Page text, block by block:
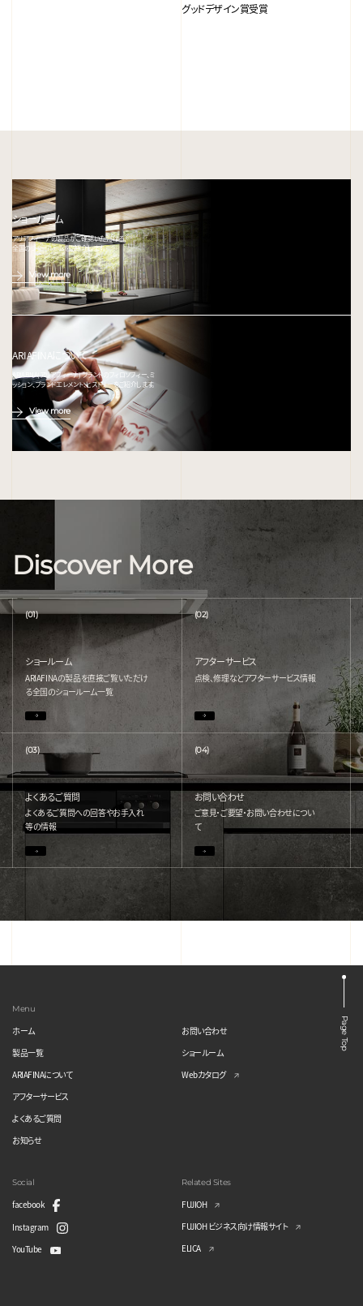
グッドデザイン賞受賞
ショールーム
アリアフィーナの製品がご確認いただける、
全国のショールームをご紹介します。
View more
ARIAFINAについて
ARIAFINA(アリアフィーナ) ブランドのフィロソフィー、ミ
ッション、ブランドエレメント、ヒストリーをご紹介します。
View more
Discover More
(01)
ショールーム
ARIAFINAの製品を直接ご覧いただけ
る全国のショールーム一覧
(02)
アフターサービス
点検、修理などアフターサービス情報
(03)
よくあるご質問
よくあるご質問への回答やお手入れ
等の情報
(04)
お問い合わせ
ご意見・ご要望・お問い合わせについ
て
Page Top
Menu
ホーム
製品一覧
ARIAFINAについて
アフターサービス
よくあるご質問
お知らせ
お問い合わせ
ショールーム
Webカタログ
Social
facebook
Instagram
YouTube
Related Sites
FUJIOH
FUJIOH ビジネス向け情報サイト
ELICA